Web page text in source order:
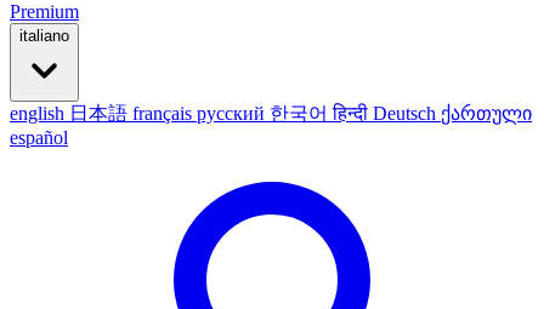
Premium
italiano
english 日本語 français русский 한국어हिन्दी Deutsch ქართული
español